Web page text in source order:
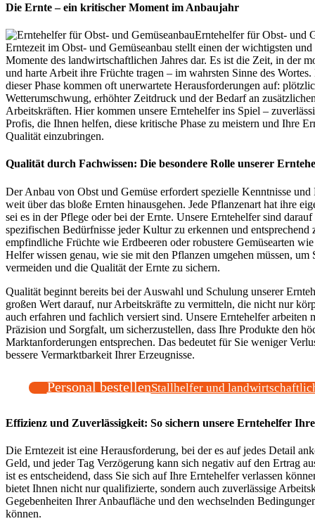
Die Ernte – ein kritischer Moment im Anbaujahr
Erntehelfer für Obst- und
Erntezeit im Obst- und Gemüseanbau stellt einen der wichtigsten und
Momente des landwirtschaftlichen Jahres dar. Es ist die Zeit, in der
und harte Arbeit ihre Früchte tragen – im wahrsten Sinne des
dieser Phase kommen oft unerwartete Herausforderungen auf:
Wetterumschwung, erhöhter Zeitdruck und der Bedarf an
Arbeitskräften. Hier kommen unsere Erntehelfer ins Spiel –
Profis, die Ihnen helfen, diese kritische Phase zu meistern und Ihre
Qualität einzubringen.
Qualität durch Fachwissen: Die besondere Rolle unserer
Der Anbau von Obst und Gemüse erfordert spezielle Kenntnisse und
weit über das bloße Ernten hinausgehen. Jede Pflanzenart hat ihre
sei es in der Pflege oder bei der Ernte. Unsere Erntehelfer sind
spezifischen Bedürfnisse jeder Kultur zu erkennen und entsprechend
empfindliche Früchte wie Erdbeeren oder robustere Gemüsearten
Helfer wissen genau, wie sie mit den Pflanzen umgehen müssen, um
vermeiden und die Qualität der Ernte zu sichern.
Qualität beginnt bereits bei der Auswahl und Schulung unserer
großen Wert darauf, nur Arbeitskräfte zu vermitteln, die nicht nur
auch erfahren und fachlich versiert sind. Unsere Erntehelfer arbeiten
Präzision und Sorgfalt, um sicherzustellen, dass Ihre Produkte den
Marktanforderungen entsprechen. Das bedeutet für Sie weniger
bessere Vermarktbarkeit Ihrer Erzeugnisse.
Personal bestellenStallhelfer und
Effizienz und Zuverlässigkeit: So sichern unsere Erntehelfer
Die Erntezeit ist eine Herausforderung, bei der es auf jedes Detail
Geld, und jeder Tag Verzögerung kann sich negativ auf den Ertrag
ist es entscheidend, dass Sie sich auf Ihre Erntehelfer verlassen
bietet Ihnen nicht nur qualifizierte, sondern auch zuverlässige
Gegebenheiten Ihrer Anbaufläche und den wechselnden
können.